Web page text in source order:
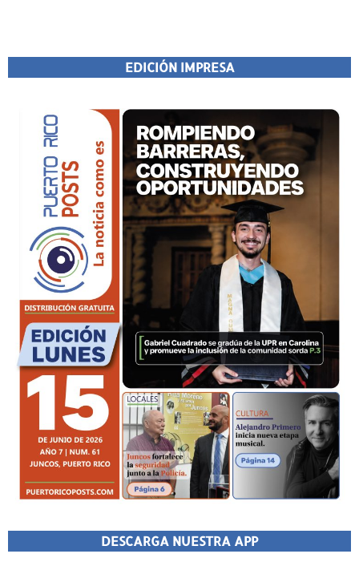
EDICIÓN IMPRESA
DESCARGA NUESTRA APP